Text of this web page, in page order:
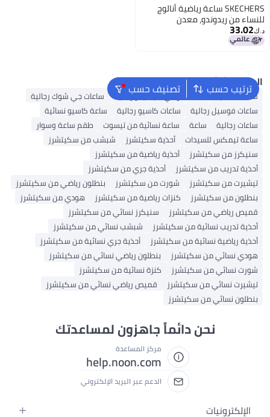
SKECHERS ساعة رياضية أنالوج
للنساء من ريدوندو، معدن
وسليكون، Navy، ساعة أنالوج
د.ك‏33.02
ترتيب حسب تصنيف حسب البحث الشائع
ساعات نسائية ساعات تومي هيلفيغر رجالية
ساعات جي شوك رجالية
ساعات فوسيل رجالية
ساعات كاسيو رجالية
ساعة كاسيو نسائية
ساعات رجالية
ساعة ساعة نسائية من تيسوت
طقم ساعة وسوار
ساعة تيمكس للسيدات
أحذية سكيتشرز
شبشب من سكيتشرز
سنيكرز من سكيتشرز
أحذية رياضية من سكيتشرز
أحذية تدريب من سكيتشرز
أحذية جري من سكيتشرز
تيشيرت من سكيتشرز
شورت من سكيتشرز
بنطلون رياضي من سكيتشرز
بنطلون من سكيتشرز
كنزات رياضية من سكيتشرز
هودي من سكيتشرز
قميص رياضي من سكيتشرز
سنيكرز نسائي من سكيتشرز
أحذية تدريب نسائية من سكيتشرز
شبشب نسائي من سكيتشرز
أحذية رياضية نسائية من سكيتشرز
أحذية جري نسائية من سكيتشرز
هودي نسائي من سكيتشرز
بنطلون رياضي نسائي من سكيتشرز
شورت نسائي من سكيتشرز
كنزة نسائية من سكيتشرز
تيشيرت نسائي من سكيتشرز
قميص رياضي نسائي من سكيتشرز
بنطلون نسائي من سكيتشرز
نحن دائماً جاهزون لمساعدتك
مركز المساعدة
help.noon.com
الدعم عبر البريد الإلكتروني
الإلكترونيات